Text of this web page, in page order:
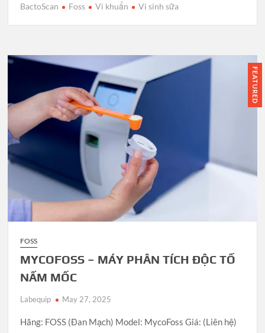
BactoScan Foss Vi khuẩn Vi sinh sữa
FEATURED
FOSS
MYCOFOSS – MÁY PHÂN TÍCH ĐỘC TỐ
NẤM MỐC
Labequip May 27, 2025
Hãng: FOSS (Đan Mạch) Model: MycoFoss Giá: (Liên hệ)